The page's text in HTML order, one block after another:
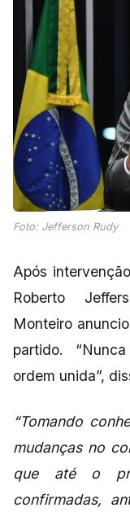
Foto: Jefferson Rudy
Após
Roberto
Monteiro
partido.
ordem unida”,
“Tomando
mudanças no
que até o
confirmadas,